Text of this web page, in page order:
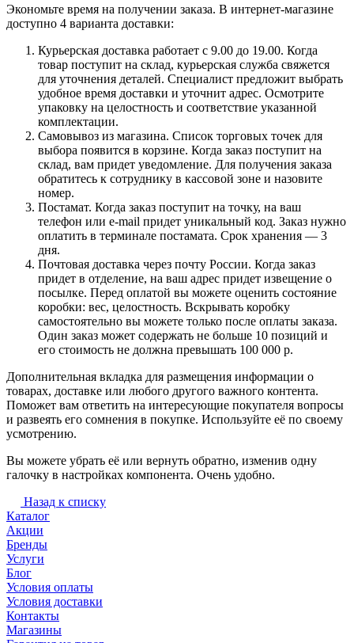
Экономьте время на получении заказа. В интернет-магазине
доступно 4 варианта доставки:
Курьерская доставка работает с 9.00 до 19.00. Когда
товар поступит на склад, курьерская служба свяжется
для уточнения деталей. Специалист предложит выбрать
удобное время доставки и уточнит адрес. Осмотрите
упаковку на целостность и соответствие указанной
комплектации.
Самовывоз из магазина. Список торговых точек для
выбора появится в корзине. Когда заказ поступит на
склад, вам придет уведомление. Для получения заказа
обратитесь к сотруднику в кассовой зоне и назовите
номер.
Постамат. Когда заказ поступит на точку, на ваш
телефон или e-mail придет уникальный код. Заказ нужно
оплатить в терминале постамата. Срок хранения — 3
дня.
Почтовая доставка через почту России. Когда заказ
придет в отделение, на ваш адрес придет извещение о
посылке. Перед оплатой вы можете оценить состояние
коробки: вес, целостность. Вскрывать коробку
самостоятельно вы можете только после оплаты заказа.
Один заказ может содержать не больше 10 позиций и
его стоимость не должна превышать 100 000 р.
Дополнительная вкладка для размещения информации о
товарах, доставке или любого другого важного контента.
Поможет вам ответить на интересующие покупателя вопросы
и развеять его сомнения в покупке. Используйте её по своему
усмотрению.
Вы можете убрать её или вернуть обратно, изменив одну
галочку в настройках компонента. Очень удобно.
Назад к списку
Каталог
Акции
Бренды
Услуги
Блог
Условия оплаты
Условия доставки
Контакты
Магазины